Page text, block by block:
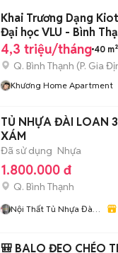
Khai Trương Dạng
Đại học VLU - Bình
4,3 triệu/tháng 40 m²
Q. Bình Thạnh (P. Gia
Khương Home Apartment
TỦ NHỰA ĐÀI LOAN
XÁM
Đã sử dụng Nhựa
1.800.000 đ
Q. Bình Thạnh
Nội Thất Tủ Nhựa Đài
🎒 BALO ĐEO CHÉO